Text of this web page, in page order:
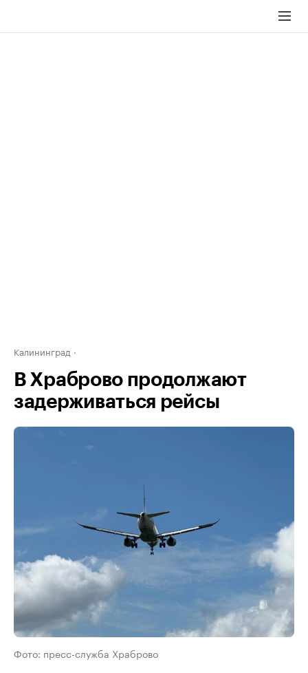
Калининград
В Храброво продолжают
задерживаться рейсы
Фото: пресс-служба Храброво